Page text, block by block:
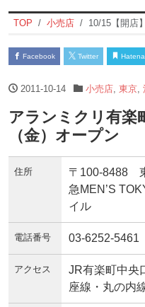
TOP 小売店 10/15【開店
Facebook Twitter Hatena
2011-10-14 小売店, 東京,
アランミクリ有楽
（金）オープン
住所
〒100-8488
急MEN’S
イル
電話番号 03-6252-5461
アクセス
JR有楽町中央
座線・丸の内